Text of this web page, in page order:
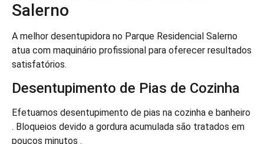
Salerno
A melhor desentupidora no Parque Residencial Salerno
atua com maquinário profissional para oferecer resultados
satisfatórios.
Desentupimento de Pias de Cozinha
Efetuamos desentupimento de pias na cozinha e banheiro
. Bloqueios devido a gordura acumulada são tratados em
poucos minutos .